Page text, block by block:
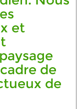
et
de
de